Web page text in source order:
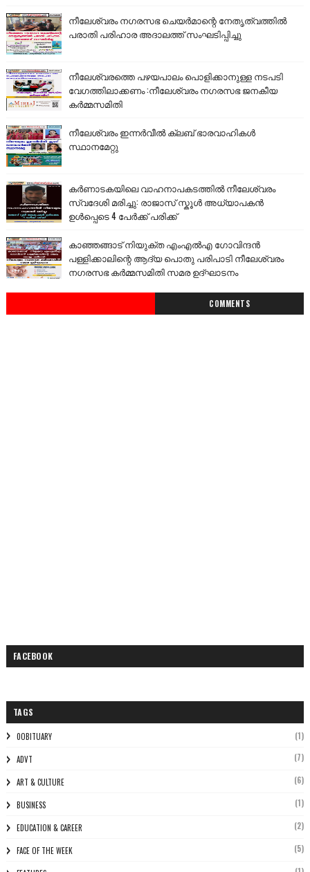
നീലേശ്വരം നഗരസഭ ചെയർമാന്റെ നേതൃത്വത്തിൽ
പരാതി പരിഹാര അദാലത്ത് സംഘടിപ്പിച്ചു
നീലേശ്വരത്തെ പഴയപാലം പൊളിക്കാനുള്ള നടപടി
വേഗത്തിലാക്കണം :നീലേശ്വരം നഗരസഭ ജനകീയ
കർമ്മസമിതി
നീലേശ്വരം ഇന്നർവീൽ ക്ലബ് ഭാരവാഹികൾ
സ്ഥാനമേറ്റു
കർണാടകയിലെ വാഹനാപകടത്തിൽ നീലേശ്വരം
സ്വദേശി മരിച്ചു: രാജാസ് സ്കൂൾ അധ്യാപകൻ
ഉൾപ്പെടെ 4 പേർക്ക് പരിക്ക്
കാഞ്ഞങ്ങാട് നിയുക്ത എംഎൽഎ ഗോവിന്ദൻ
പള്ളിക്കാലിന്റെ ആദ്യ പൊതു പരിപാടി നീലേശ്വരം
നഗരസഭ കർമ്മസമിതി സമര ഉദ്ഘാടനം
COMMENTS
FACEBOOK
TAGS
0OBITUARY (1)
ADVT (7)
ART & CULTURE (6)
BUSINESS (1)
EDUCATION & CAREER (2)
FACE OF THE WEEK (5)